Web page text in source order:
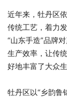
近年来，牡丹区
传统工艺，着力
“山东手造”品牌
生产效率，让传
好地丰富了大众生
牡丹区以“乡韵鲁